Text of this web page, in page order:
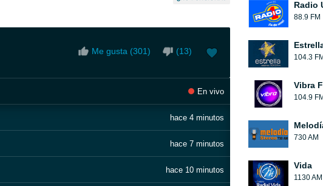
Me gusta (301) (13)
En vivo
hace 4 minutos
hace 7 minutos
hace 10 minutos
Radio
88.9 FM
104.3 FM
Vibra
104.9 FM
730 AM
Vida
1130 AM